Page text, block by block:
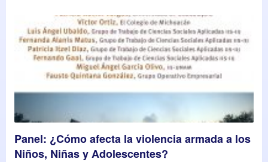
Panel: ¿Cómo afecta la violencia armada a los
Niños, Niñas y Adolescentes?